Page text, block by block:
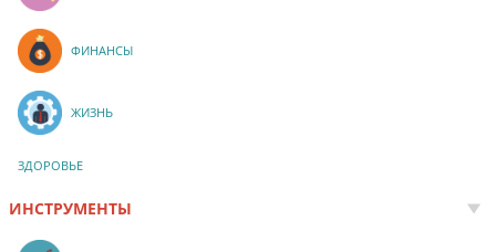
ФИНАНСЫ
ЖИЗНЬ
ЗДОРОВЬЕ
ИНСТРУМЕНТЫ